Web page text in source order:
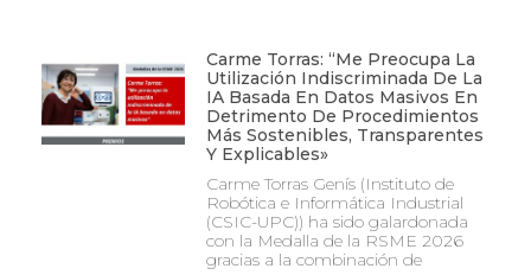
Carme Torras: “Me Preocupa La
Utilización Indiscriminada De La
IA Basada En Datos Masivos En
Detrimento De Procedimientos
Más Sostenibles, Transparentes
Y Explicables»
Carme Torras Genís (Instituto de
Robótica e Informática Industrial
(CSIC-UPC)) ha sido galardonada
con la Medalla de la RSME 2026
gracias a la combinación de